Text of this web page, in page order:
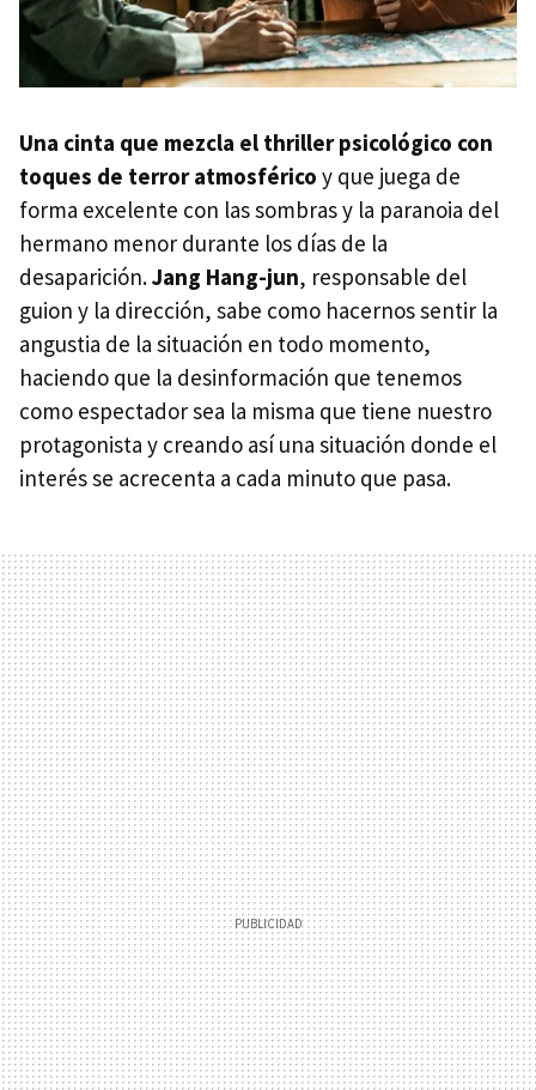
Una cinta que mezcla el thriller psicológico con
toques de terror atmosférico y que juega de
forma excelente con las sombras y la paranoia del
hermano menor durante los días de la
desaparición.Jang Hang-jun, responsable del
guion y la dirección, sabe como hacernos sentir la
angustia de la situación en todo momento,
haciendo que la desinformación que tenemos
como espectador sea la misma que tiene nuestro
protagonista y creando así una situación donde el
interés se acrecenta a cada minuto que pasa.